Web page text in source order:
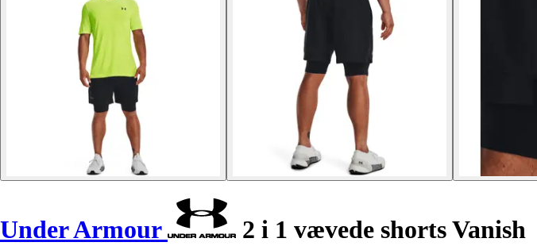
Under Armour 2 i 1 vævede shorts Vanish